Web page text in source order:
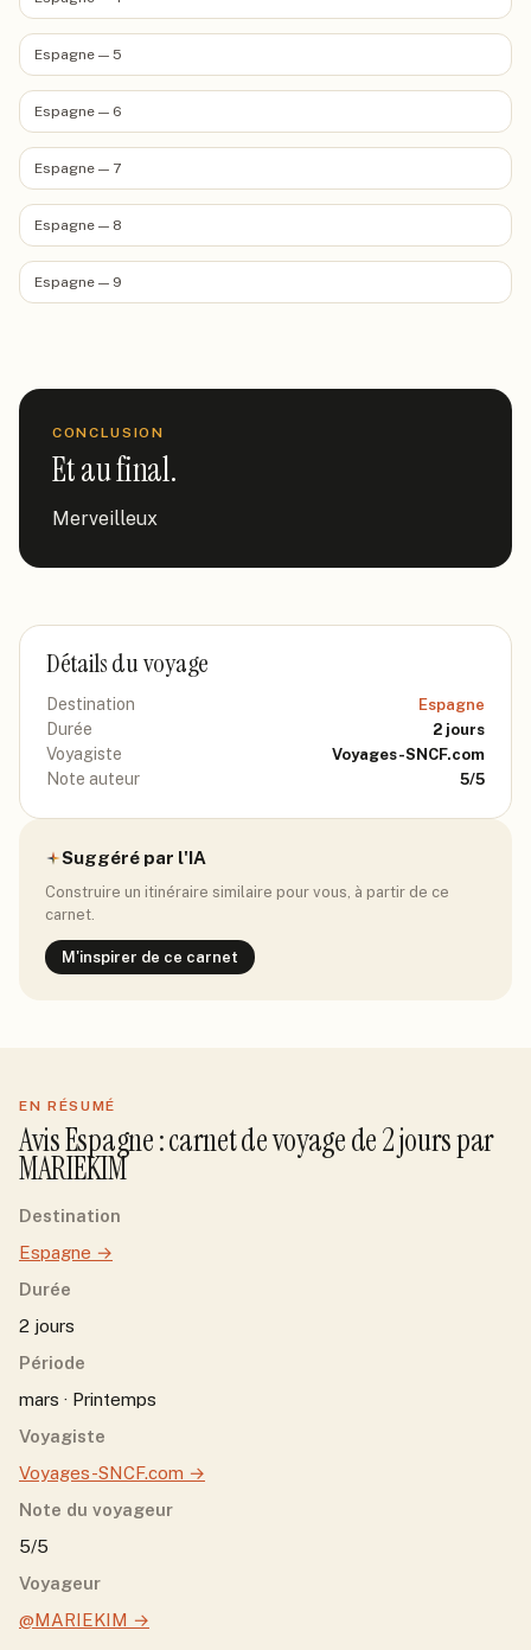
Espagne — 5
Espagne — 6
Espagne — 7
Espagne — 8
Espagne — 9
CONCLUSION
Et au final.
Merveilleux
Détails du voyage
Destination Espagne
Durée 2 jours
Voyagiste Voyages-SNCF.com
Note auteur 5/5
Suggéré par l'IA
Construire un itinéraire similaire pour vous, à partir de ce
carnet.
M'inspirer de ce carnet
EN RÉSUMÉ
AvisEspagne: carnet de voyage de2jourspar
MARIEKIM
Destination
Espagne →
Durée
2 jours
Période
mars · Printemps
Voyagiste
Voyages-SNCF.com →
Note du voyageur
5/5
Voyageur
@MARIEKIM →